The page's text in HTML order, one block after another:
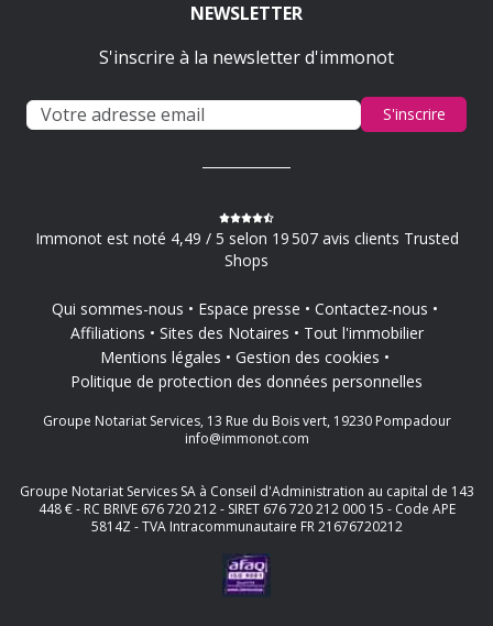
NEWSLETTER
S'inscrire à la newsletter d'immonot
S'inscrire
Immonot est noté 4,49 / 5 selon 19 507 avis clients Trusted
Shops
Qui sommes-nous Espace presse
Contactez-nous
Affiliations
Sites des Notaires
Tout l'immobilier
Mentions légales
Gestion des cookies
Politique de protection des données personnelles
Groupe Notariat Services, 13 Rue du Bois vert, 19230 Pompadour
info@immonot.com
Groupe Notariat Services SA à Conseil d'Administration au capital de 143
448 € - RC BRIVE 676 720 212 - SIRET 676 720 212 000 15 - Code APE
5814Z - TVA Intracommunautaire FR 21676720212